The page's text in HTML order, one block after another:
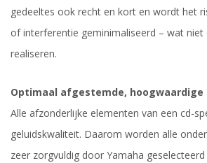
gedeeltes ook recht en kort en wordt het
of interferentie geminimaliseerd – wat
realiseren.
Optimaal afgestemde, hoogwaardige
Alle afzonderlijke elementen van een cd-
geluidskwaliteit. Daarom worden alle
zeer zorgvuldig door Yamaha